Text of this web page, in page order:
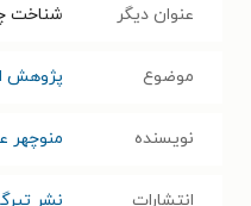
عنوان دیگر شناخت
موضوع پژوهش
نویسنده منوچهر
انتشارات نشر